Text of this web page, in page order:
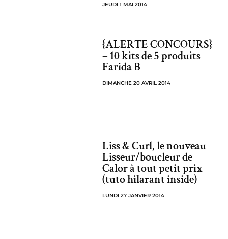
JEUDI 1 MAI 2014
{ALERTE CONCOURS}
– 10 kits de 5 produits
Farida B
DIMANCHE 20 AVRIL 2014
Liss & Curl, le nouveau
Lisseur/boucleur de
Calor à tout petit prix
(tuto hilarant inside)
LUNDI 27 JANVIER 2014